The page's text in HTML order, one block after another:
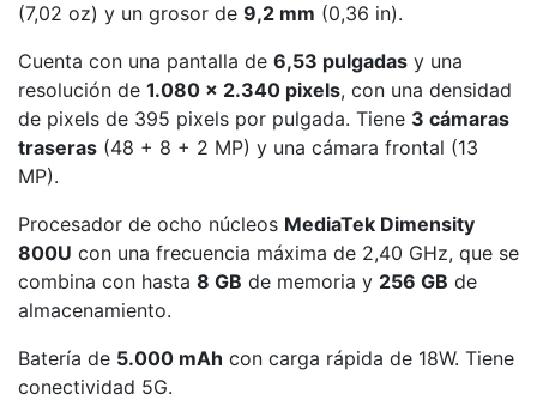
(7,02 oz) y un grosor de 9,2 mm (0,36 in).
Cuenta con una pantalla de 6,53 pulgadas y una
resolución de 1.080 x 2.340 pixels, con una densidad
de pixels de 395 pixels por pulgada. Tiene 3 cámaras
traseras (48 + 8 + 2 MP) y una cámara frontal (13
MP).
Procesador de ocho núcleos MediaTek Dimensity
800U con una frecuencia máxima de 2,40 GHz, que se
combina con hasta 8 GB de memoria y 256 GB de
almacenamiento.
Batería de 5.000 mAh con carga rápida de 18W. Tiene
conectividad 5G.